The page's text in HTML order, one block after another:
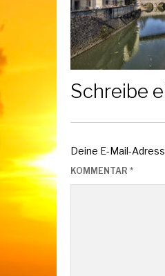
Schreibe
Deine E-Mail-
KOMMENTAR *